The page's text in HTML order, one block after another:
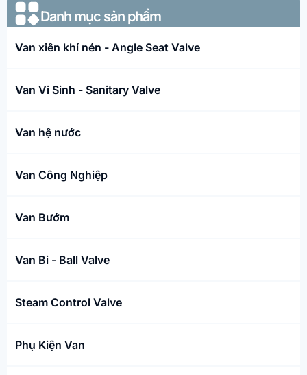
Danh mục sản phẩm​
Van xiên khí nén - Angle Seat Valve
Van Vi Sinh - Sanitary Valve
Van hệ nước
Van Công Nghiệp
Van Bướm
Van Bi - Ball Valve
Steam Control Valve
Phụ Kiện Van